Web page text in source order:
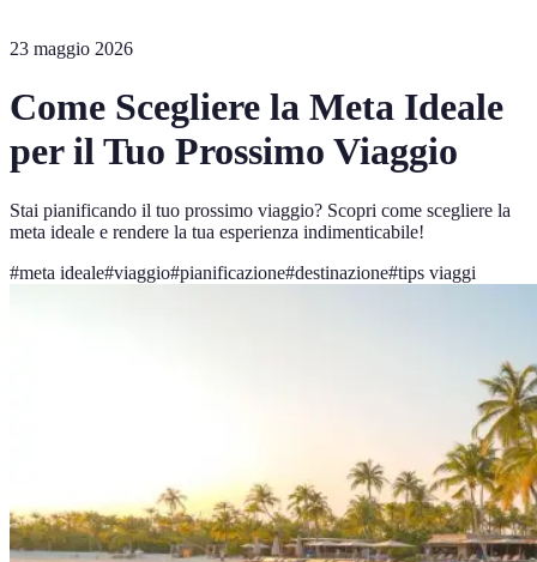
23 maggio 2026
Come Scegliere la Meta Ideale
per il Tuo Prossimo Viaggio
Stai pianificando il tuo prossimo viaggio? Scopri come scegliere la
meta ideale e rendere la tua esperienza indimenticabile!
#meta ideale#viaggio#pianificazione#destinazione#tips viaggi